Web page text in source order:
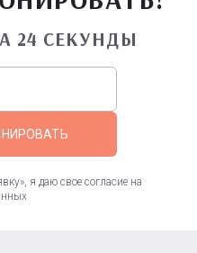
24 СЕКУНДЫ
я даю свое согласие на